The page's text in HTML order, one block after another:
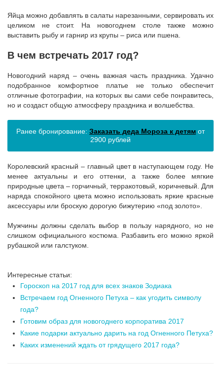
Яйца можно добавлять в салаты нарезанными, сервировать их
целиком не стоит. На новогоднем столе также можно
выставить рыбу и гарнир из крупы – риса или пшена.
В чем встречать 2017 год?
Новогодний наряд – очень важная часть праздника. Удачно
подобранное комфортное платье не только обеспечит
отличные фотографии, на которых вы сами себе понравитесь,
но и создаст общую атмосферу праздника и волшебства.
Ранее бронирование: Заказать деда Мороза к детям от
2900 рублей
Королевский красный – главный цвет в наступающем году. Не
менее актуальны и его оттенки, а также более мягкие
природные цвета – горчичный, терракотовый, коричневый. Для
наряда спокойного цвета можно использовать яркие красные
аксессуары или броскую дорогую бижутерию «под золото».
Мужчины должны сделать выбор в пользу нарядного, но не
слишком официального костюма. Разбавить его можно яркой
рубашкой или галстуком.
Интересные статьи:
Гороскоп на 2017 год для всех знаков Зодиака
Встречаем год Огненного Петуха – как угодить символу
года?
Готовим образ для новогоднего корпоратива 2017
Какие подарки актуально дарить на год Огненного Петуха?
Каких изменений ждать от грядущего 2017 года?